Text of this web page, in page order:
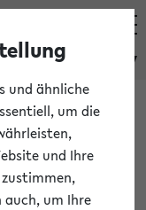
eKVV
und
und ähnliche
um die
und Ihre
zustimmen,
auch, um Ihre